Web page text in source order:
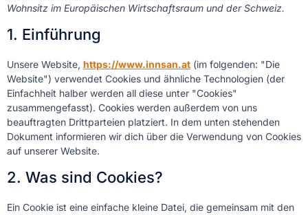
Wohnsitz im Europäischen Wirtschaftsraum und der Schweiz.
1. Einführung
Unsere Website, https://www.innsan.at (im folgenden: "Die
Website") verwendet Cookies und ähnliche Technologien (der
Einfachheit halber werden all diese unter "Cookies"
zusammengefasst). Cookies werden außerdem von uns
beauftragten Drittparteien platziert. In dem unten stehenden
Dokument informieren wir dich über die Verwendung von Cookies
auf unserer Website.
2. Was sind Cookies?
Ein Cookie ist eine einfache kleine Datei, die gemeinsam mit den